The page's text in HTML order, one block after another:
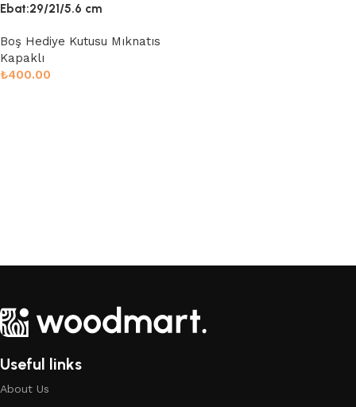
Ebat:29/21/5.6 cm
Boş Hediye Kutusu Mıknatıs
Kapaklı
₺400.00
Useful links
About Us